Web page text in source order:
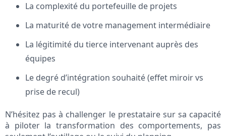
La complexité du portefeuille de projets
La maturité de votre management intermédiaire
La légitimité du tierce intervenant auprès des
équipes
Le degré d’intégration souhaité (effet miroir vs
prise de recul)
N’hésitez pas à challenger le prestataire sur sa capacité
à piloter la transformation des comportements, pas